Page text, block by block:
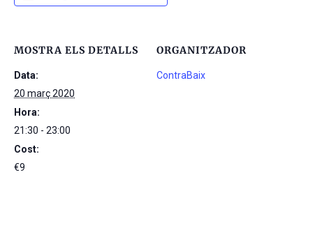
MOSTRA ELS DETALLS
Data:
20 març 2020
Hora:
21:30 - 23:00
Cost:
€9
ORGANITZADOR
ContraBaix